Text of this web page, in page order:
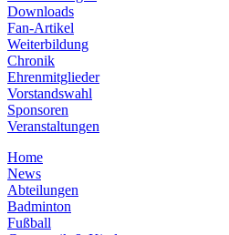
Downloads
Fan-Artikel
Weiterbildung
Chronik
Ehrenmitglieder
Vorstandswahl
Sponsoren
Veranstaltungen
Home
News
Abteilungen
Badminton
Fußball